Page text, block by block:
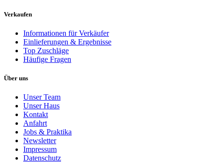
Verkaufen
Informationen für Verkäufer
Einlieferungen & Ergebnisse
Top Zuschläge
Häufige Fragen
Über uns
Unser Team
Unser Haus
Kontakt
Anfahrt
Jobs & Praktika
Newsletter
Impressum
Datenschutz